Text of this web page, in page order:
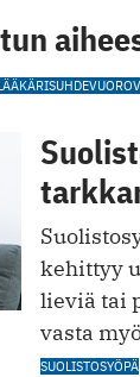
kehittyy
lieviä tai
vasta
SUOLISTOSYÖPÄ